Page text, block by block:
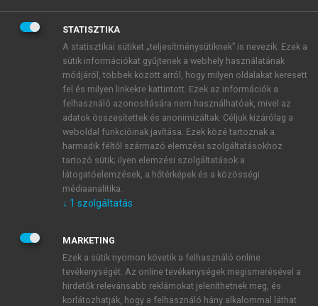
BELÉPÉS SAJÁT FIÓKKAL
ÚJ FIÓK LÉTREHOZÁSA
1 óra díjmentes hozzáférés
E-MAIL-CÍM
JELSZÓ
JELSZÓ ÚJRA
STATISZTIKA
A statisztikai sütiket „teljesítménysütiknek” is nevezik. Ezek a
sütik információkat gyűjtenek a webhely használatának
módjáról, többek között arról, hogy milyen oldalakat keresett
fel és milyen linkekre kattintott. Ezek az információk a
felhasználó azonosítására nem használhatóak, mivel az
adatok összesítettek és anonimizáltak. Céljuk kizárólag a
weboldal funkcióinak javítása. Ezek közé tartoznak a
harmadik féltől származó elemzési szolgáltatásokhoz
tartozó sütik; ilyen elemzési szolgáltatások a
látogatóelemzések, a hőtérképek és a közösségi
médiaanalitika.
↓ 1 szolgáltatás
MARKETING
Ezek a sütik nyomon követik a felhasználó online
tevékenységét. Az online tevékenységek megismerésével a
hirdetők relevánsabb reklámokat jeleníthetnek meg, és
korlátozhatják, hogy a felhasználó hány alkalommal láthat